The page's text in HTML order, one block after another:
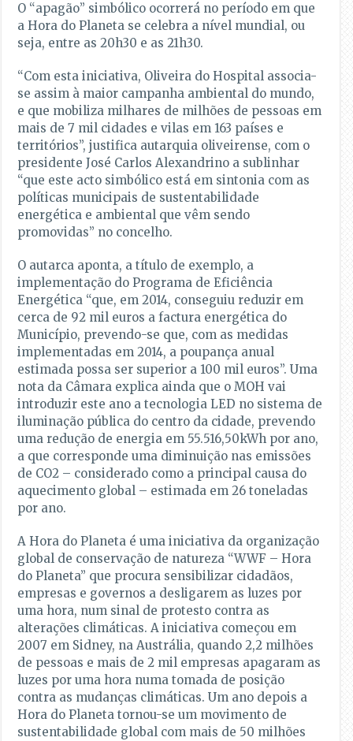
O “apagão” simbólico ocorrerá no período em que
a Hora do Planeta se celebra a nível mundial, ou
seja, entre as 20h30 e as 21h30.
“Com esta iniciativa, Oliveira do Hospital associa-
se assim à maior campanha ambiental do mundo,
e que mobiliza milhares de milhões de pessoas em
mais de 7 mil cidades e vilas em 163 países e
territórios”, justifica autarquia oliveirense, com o
presidente José Carlos Alexandrino a sublinhar
“que este acto simbólico está em sintonia com as
políticas municipais de sustentabilidade
energética e ambiental que vêm sendo
promovidas” no concelho.
O autarca aponta, a título de exemplo, a
implementação do Programa de Eficiência
Energética “que, em 2014, conseguiu reduzir em
cerca de 92 mil euros a factura energética do
Município, prevendo-se que, com as medidas
implementadas em 2014, a poupança anual
estimada possa ser superior a 100 mil euros”. Uma
nota da Câmara explica ainda que o MOH vai
introduzir este ano a tecnologia LED no sistema de
iluminação pública do centro da cidade, prevendo
uma redução de energia em 55.516,50kWh por ano,
a que corresponde uma diminuição nas emissões
de CO2 – considerado como a principal causa do
aquecimento global – estimada em 26 toneladas
por ano.
A Hora do Planeta é uma iniciativa da organização
global de conservação de natureza “WWF – Hora
do Planeta” que procura sensibilizar cidadãos,
empresas e governos a desligarem as luzes por
uma hora, num sinal de protesto contra as
alterações climáticas. A iniciativa começou em
2007 em Sidney, na Austrália, quando 2,2 milhões
de pessoas e mais de 2 mil empresas apagaram as
luzes por uma hora numa tomada de posição
contra as mudanças climáticas. Um ano depois a
Hora do Planeta tornou-­se um movimento de
sustentabilidade global com mais de 50 milhões